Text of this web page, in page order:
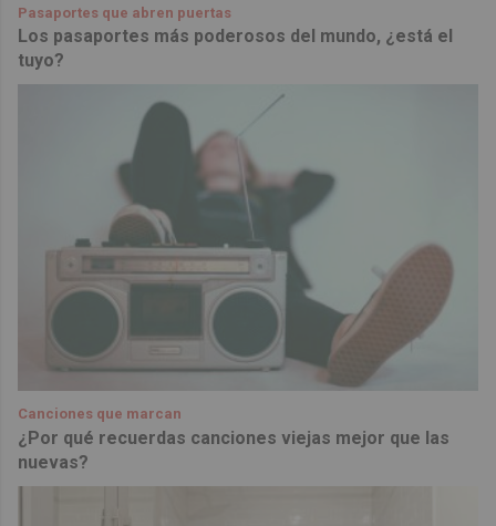
Pasaportes que abren puertas
Los pasaportes más poderosos del mundo, ¿está el
tuyo?
Canciones que marcan
¿Por qué recuerdas canciones viejas mejor que las
nuevas?